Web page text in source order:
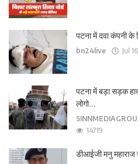
पटना में दवा कंपनी के
bn24live Jul
पटना में बड़ा सड़क
लोगो...
14719
डीआईजी मनु महाराज